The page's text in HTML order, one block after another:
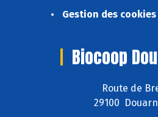
Gestion des cookies
Biocoop
Route de
29100